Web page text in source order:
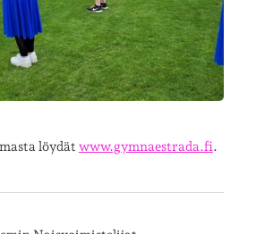
löydät www.gymnaestrada.fi.